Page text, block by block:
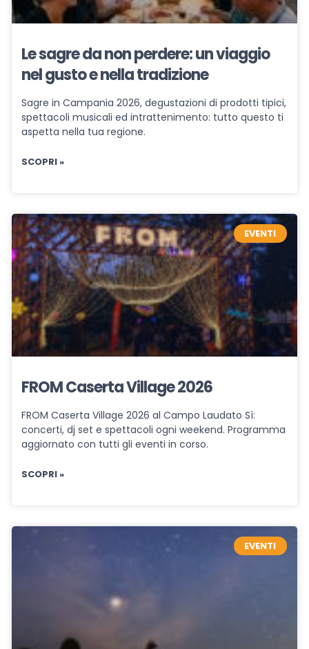
Le sagre da non perdere: un viaggio
nel gusto e nella tradizione
Sagre in Campania 2026, degustazioni di prodotti tipici,
spettacoli musicali ed intrattenimento: tutto questo ti
aspetta nella tua regione.
SCOPRI »
EVENTI
FROM Caserta Village 2026
FROM Caserta Village 2026 al Campo Laudato Sì:
concerti, dj set e spettacoli ogni weekend. Programma
aggiornato con tutti gli eventi in corso.
SCOPRI »
EVENTI